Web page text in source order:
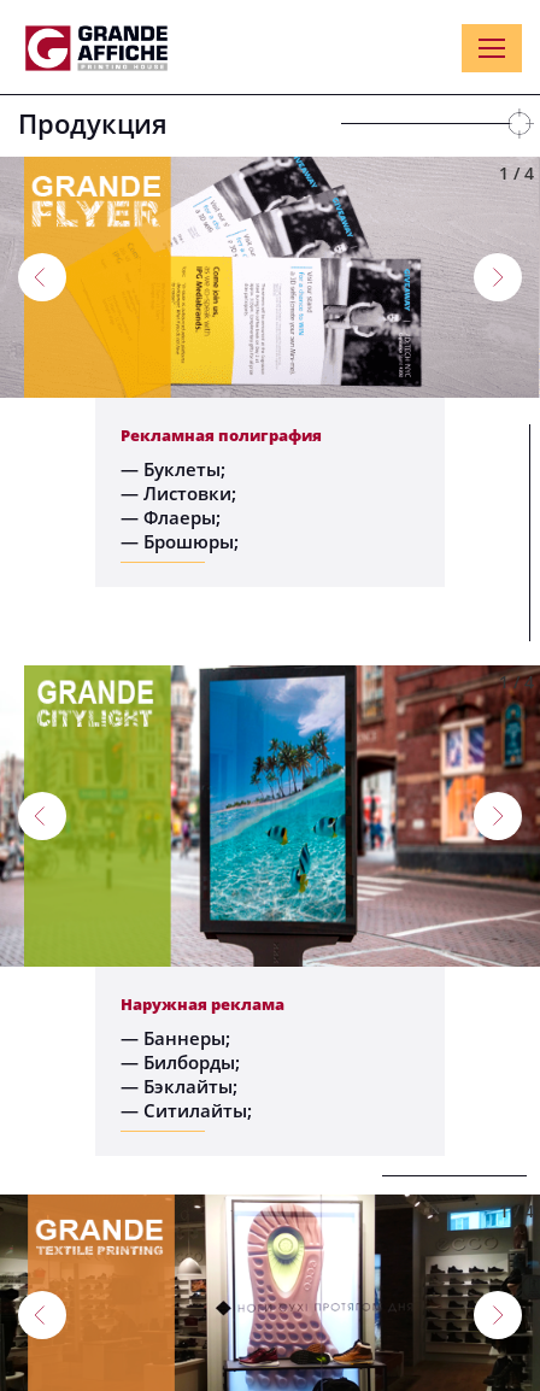
Продукция
1 /4
Рекламная полиграфия
— Буклеты;
— Листовки;
— Флаеры;
— Брошюры;
Наружная реклама
— Баннеры;
— Билборды;
— Бэклайты;
— Ситилайты;
1/4
1/4